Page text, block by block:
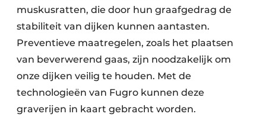
muskusratten, die door hun graafgedrag de
stabiliteit van dijken kunnen aantasten.
Preventieve maatregelen, zoals het plaatsen
van beverwerend gaas, zijn noodzakelijk om
onze dijken veilig te houden. Met de
technologieën van Fugro kunnen deze
graverijen in kaart gebracht worden.